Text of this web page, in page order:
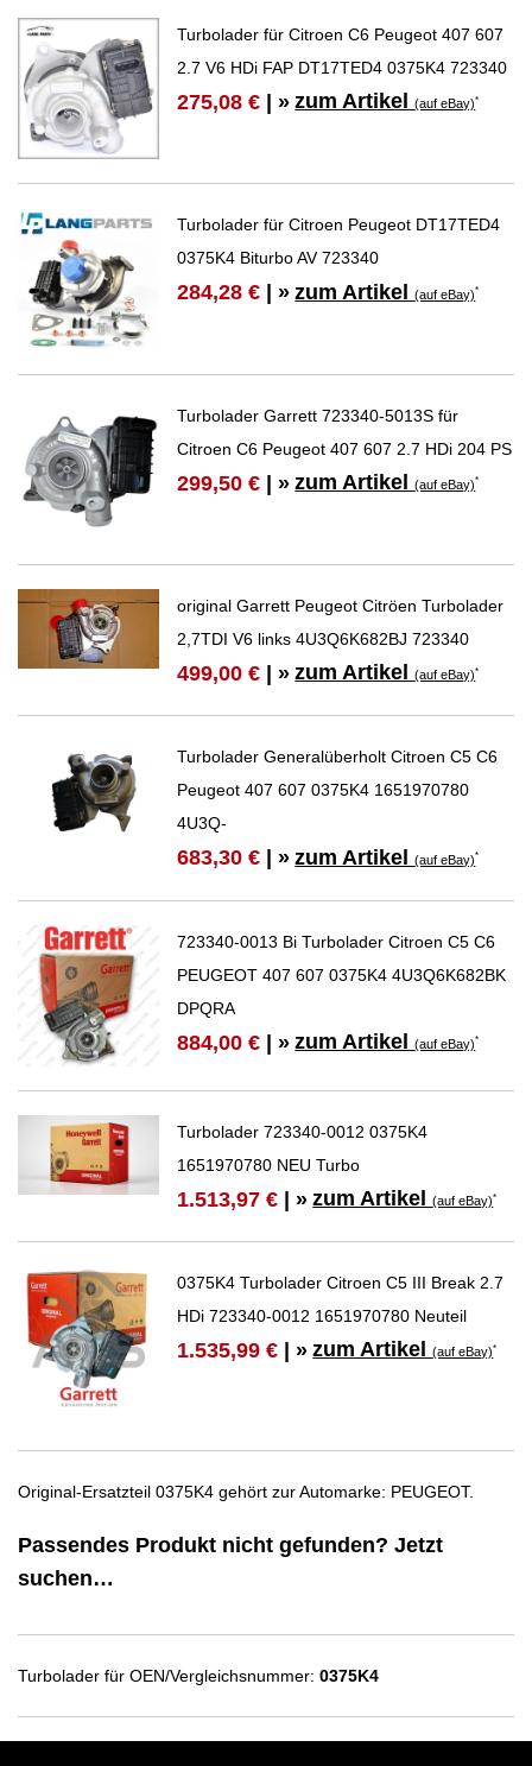
Turbolader für Citroen C6 Peugeot 407 607
2.7 V6 HDi FAP DT17TED4 0375K4 723340
275,08 € | » zum Artikel(auf eBay)*
Turbolader für Citroen Peugeot DT17TED4
0375K4 Biturbo AV 723340
284,28 € | » zum Artikel(auf eBay)*
Turbolader Garrett 723340-5013S für
Citroen C6 Peugeot 407 607 2.7 HDi 204 PS
299,50 € | » zum Artikel(auf eBay)*
original Garrett Peugeot Citröen Turbolader
2,7TDI V6 links 4U3Q6K682BJ 723340
499,00 € | » zum Artikel(auf eBay)*
Turbolader Generalüberholt Citroen C5 C6
Peugeot 407 607 0375K4 1651970780
4U3Q-
683,30 € | » zum Artikel(auf eBay)*
723340-0013 Bi Turbolader Citroen C5 C6
PEUGEOT 407 607 0375K4 4U3Q6K682BK
DPQRA
884,00 € | » zum Artikel(auf eBay)*
Turbolader 723340-0012 0375K4
1651970780 NEU Turbo
1.513,97 € | » zum Artikel(auf eBay)*
0375K4 Turbolader Citroen C5 III Break 2.7
HDi 723340-0012 1651970780 Neuteil
1.535,99 € | » zum Artikel(auf eBay)*
Original-Ersatzteil 0375K4 gehört zur Automarke: PEUGEOT.
Passendes Produkt nicht gefunden? Jetzt
suchen…
Turbolader für OEN/Vergleichsnummer: 0375K4